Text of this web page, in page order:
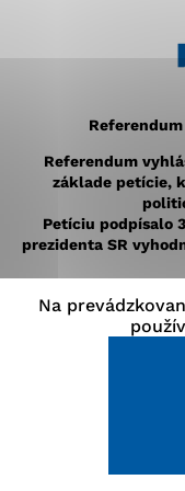
Referendum
základe petície,
Petíciu podpísalo
prezidenta SR
Na
stránke a prístup k
stránky. Bez
Analytické
Analytické cookies
pochopiť, ako
aby mohol
skúsenosť. Všetky
možné ich spojiť s